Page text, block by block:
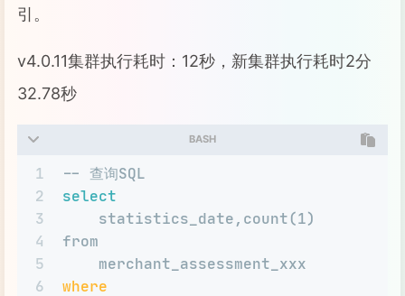
引。
v4.0.11集群执行耗时：12秒，新集群执行耗时2分
32.78秒
BASH
1
2
3
4
5
6
-- 查询SQL
select
    statistics_date,count(1)
from
    merchant_assessment_xxx
where